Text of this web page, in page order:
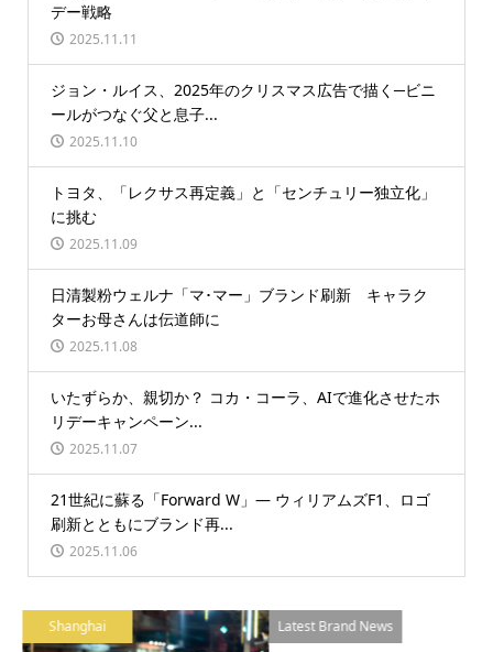
デー戦略
2025.11.11
ジョン・ルイス、2025年のクリスマス広告で描く─ビニ
ールがつなぐ父と息子...
2025.11.10
トヨタ、「レクサス再定義」と「センチュリー独立化」
に挑む
2025.11.09
日清製粉ウェルナ「マ･マー」ブランド刷新 キャラク
ターお母さんは伝道師に
2025.11.08
いたずらか、親切か？ コカ・コーラ、AIで進化させたホ
リデーキャンペーン...
2025.11.07
21世紀に蘇る「Forward W」― ウィリアムズF1、ロゴ
刷新とともにブランド再...
2025.11.06
Shanghai Latest Brand News